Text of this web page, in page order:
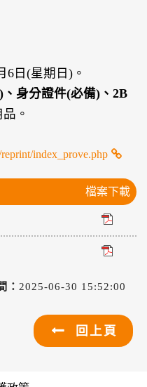
6日(星期日)。
身分證件(必備)、2B
。
index_prove.php
檔案下載
： 2025-06-30 15:52:00
回上頁